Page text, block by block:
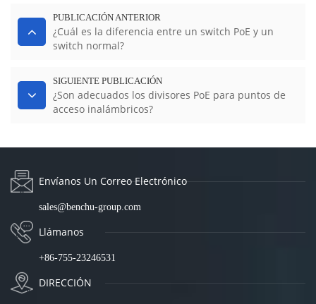
PUBLICACIÓN ANTERIOR
¿Cuál es la diferencia entre un switch PoE y un
switch normal?
SIGUIENTE PUBLICACIÓN
¿Son adecuados los divisores PoE para puntos de
acceso inalámbricos?
Envíanos Un Correo Electrónico
sales@benchu-group.com
Llámanos
+86-755-23246531
DIRECCIÓN